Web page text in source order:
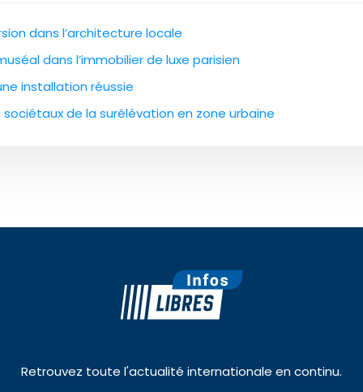
dans l’architecture locale
dans l’immobilier de luxe parisien
installation réussie
de la surélévation en zone urbaine
Retrouvez toute l'actualité internationale en continu.